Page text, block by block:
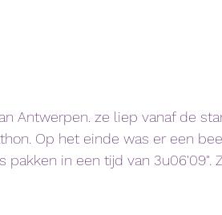
Antwerpen. ze liep vanaf de
Op het einde was er een
pakken in een tijd van 3u06'09".